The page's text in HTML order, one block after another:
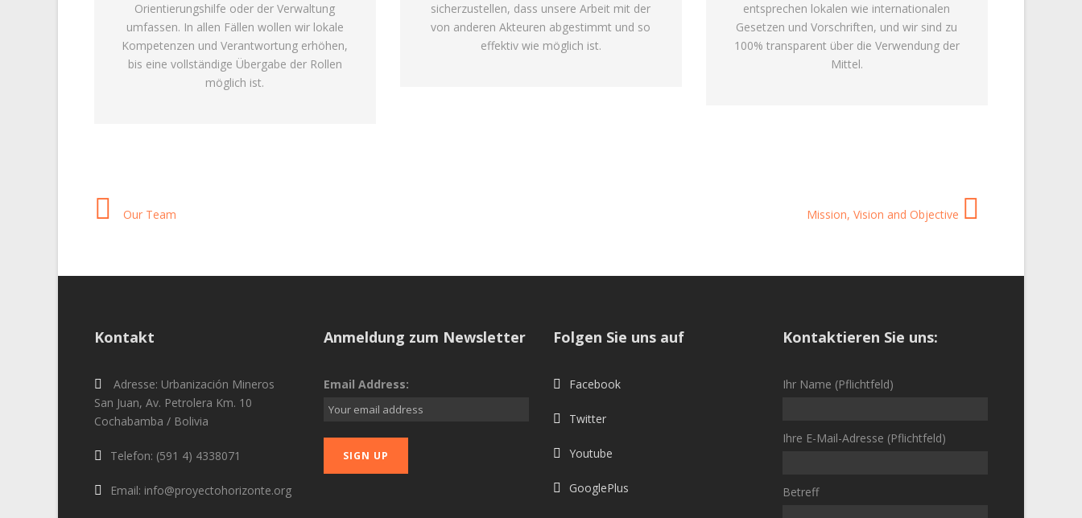
Orientierungshilfe oder der Verwaltung
umfassen. In allen Fällen wollen wir lokale
Kompetenzen und Verantwortung erhöhen,
bis eine vollständige Übergabe der Rollen
möglich ist.
sicherzustellen, dass unsere Arbeit mit der
von anderen Akteuren abgestimmt und so
effektiv wie möglich ist.
entsprechen lokalen wie internationalen
Gesetzen und Vorschriften, und wir sind zu
100% transparent über die Verwendung der
Mittel.
Our Team Mission, Vision and Objective
Kontakt
Adresse: Urbanización Mineros
San Juan, Av. Petrolera Km. 10
Cochabamba / Bolivia
Telefon: (591 4) 4338071
Email: info@proyectohorizonte.org
Anmeldung zum Newsletter
Email Address:
Folgen Sie uns auf
Facebook
Twitter
Youtube
GooglePlus
Kontaktieren Sie uns:
Ihr Name (Pflichtfeld)
Ihre E-Mail-Adresse (Pflichtfeld)
Betreff